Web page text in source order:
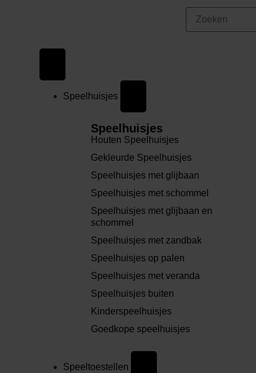
Speelhuisjes
Speelhuisjes
Houten Speelhuisjes
Gekleurde Speelhuisjes
Speelhuisjes met glijbaan
Speelhuisjes met schommel
Speelhuisjes met glijbaan en
schommel
Speelhuisjes met zandbak
Speelhuisjes op palen
Speelhuisjes met veranda
Speelhuisjes buiten
Kinderspeelhuisjes
Goedkope speelhuisjes
Speeltoestellen